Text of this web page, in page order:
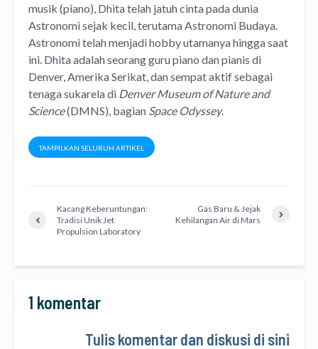
musik (piano), Dhita telah jatuh cinta pada dunia
Astronomi sejak kecil, terutama Astronomi Budaya.
Astronomi telah menjadi hobby utamanya hingga saat
ini. Dhita adalah seorang guru piano dan pianis di
Denver, Amerika Serikat, dan sempat aktif sebagai
tenaga sukarela di Denver Museum of Nature and
Science(DMNS), bagian Space Odyssey.
TAMPILKAN SELURUH ARTIKEL
Kacang Keberuntungan:
Tradisi Unik Jet
Propulsion Laboratory
Gas Baru & Jejak
Kehilangan Air di Mars
1 komentar
Tulis komentar dan diskusi di sini